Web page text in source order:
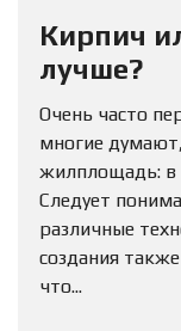
Кирпич
лучше?
Очень часто
многие
жилплощадь: в
Следует
различные
создания
что...